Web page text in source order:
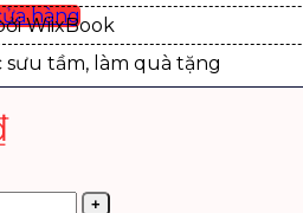
hàng
WiixBook
tầm, làm quà tặng